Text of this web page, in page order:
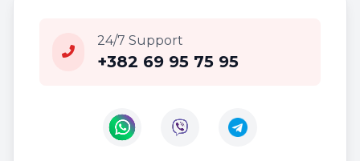
24/7 Support
+382 69 95 75 95
Contact us on WhatsApp
Contact us on Viber